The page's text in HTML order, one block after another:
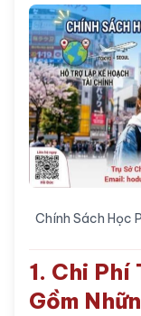
Chính Sách Học
1. Chi
Gồm